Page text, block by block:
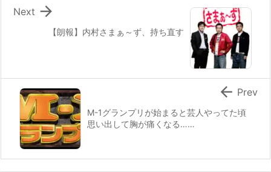
【朗報】内村さまぁ～ず、持ち直す

Next
M-1グランプリが始まると芸人やってた頃
思い出して胸が痛くなる……
 Prev